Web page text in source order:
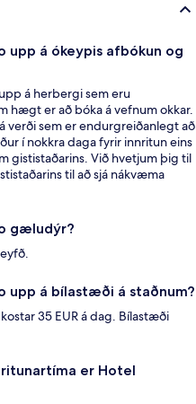
upp á ókeypis afbókun og
á herbergi sem eru
hægt er að bóka á vefnum okkar.
verði sem er endurgreiðanlegt að
í nokkra daga fyrir innritun eins
gististaðarins. Við hvetjum þig til
til að sjá nákvæma
gæludýr?
upp á bílastæði á staðnum?
35 EUR á dag. Bílastæði
er Hotel